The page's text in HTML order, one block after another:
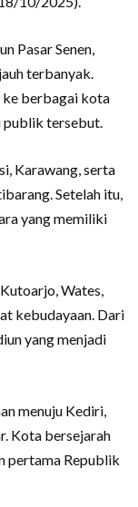
Pasar Senen,
terbanyak.
ke berbagai kota
publik tersebut.
Karawang, serta
Setelah itu,
yang memiliki
Wates,
kebudayaan. Dari
yang menjadi
menuju Kediri,
Kota bersejarah
pertama Republik